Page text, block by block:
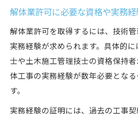
解体工事における登録・
方法
解体業許可に必要な資格や実務
解体業許可を取得するには、技術
実務経験が求められます。具体的
士や土木施工管理技士の資格保持
体工事の実務経験が数年必要とな
す。
実務経験の証明には、過去の工事契